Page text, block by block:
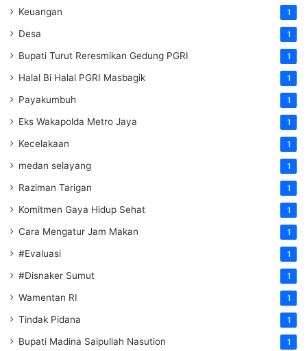
Keuangan 1
Desa 1
Bupati Turut Reresmikan Gedung PGRI 1
Halal Bi Halal PGRI Masbagik 1
Payakumbuh 1
Eks Wakapolda Metro Jaya 1
Kecelakaan 1
medan selayang 1
Raziman Tarigan 1
Komitmen Gaya Hidup Sehat 1
Cara Mengatur Jam Makan 1
#Evaluasi 1
#Disnaker Sumut 1
Wamentan RI 1
Tindak Pidana 1
Bupati Madina Saipullah Nasution 1